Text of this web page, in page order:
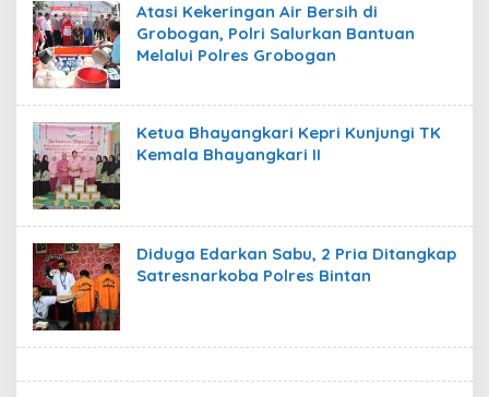
Atasi Kekeringan Air Bersih di
Grobogan, Polri Salurkan Bantuan
Melalui Polres Grobogan
Ketua Bhayangkari Kepri Kunjungi TK
Kemala Bhayangkari II
Diduga Edarkan Sabu, 2 Pria Ditangkap
Satresnarkoba Polres Bintan